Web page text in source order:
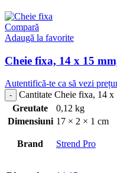
Compară
Adaugă la favorite
Cheie fixa, 14 x 15
Autentifică-te ca să vezi
Cantitate Cheie fixa, 14 x
Greutate
0,12 kg
Dimensiuni 17 × 2 × 1 cm
Brand Strend Pro